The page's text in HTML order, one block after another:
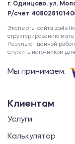
г. Одинцово, ул.
Р/счет
Эксперты сайта
структурированию
Результат данной
служить источником
Мы принимаем:
Клиентам
Услуги
Калькулятор